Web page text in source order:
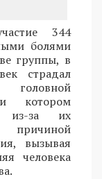
344
болями
группы, в
страдал
головной
котором
из-за их
причиной
вызывая
человека